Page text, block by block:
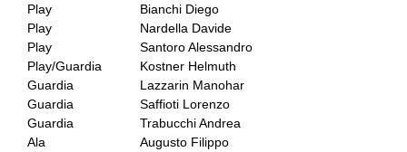
Play
Bianchi Diego
Play
Nardella Davide
Play
Santoro Alessandro
Play/Guardia
Kostner Helmuth
Guardia
Lazzarin Manohar
Guardia
Saffioti Lorenzo
Guardia
Trabucchi Andrea
Ala
Augusto Filippo